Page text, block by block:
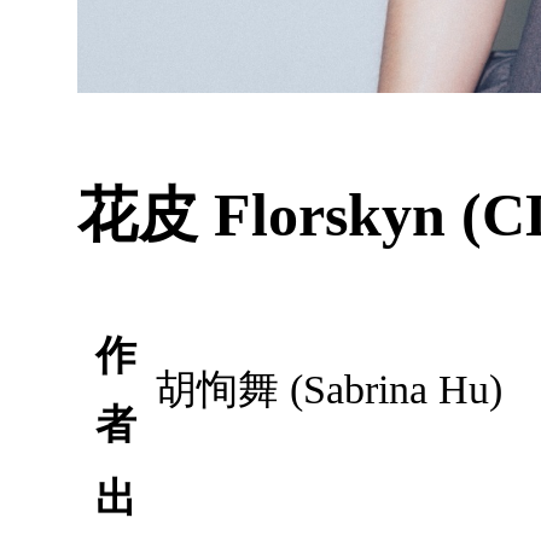
花皮 Florskyn
作
者
胡恂舞 (Sabrina Hu)
出